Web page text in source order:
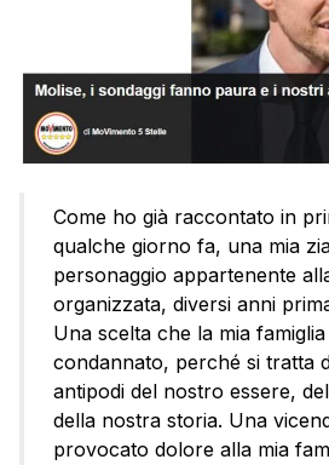
Come ho già raccontato in
qualche giorno fa, una mia
personaggio appartenente
organizzata, diversi anni
Una scelta che la mia
condannato, perché si tratta
antipodi del nostro essere,
della nostra storia. Una
provocato dolore alla mia